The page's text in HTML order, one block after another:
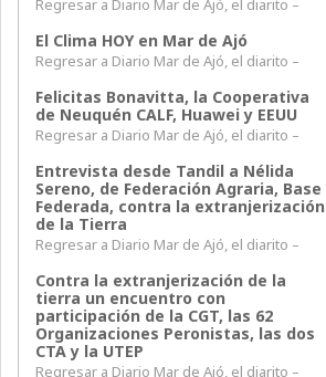
Regresar a Diario Mar de Ajó, el diarito –
El Clima HOY en Mar de Ajó
Regresar a Diario Mar de Ajó, el diarito –
Felicitas Bonavitta, la Cooperativa
de Neuquén CALF, Huawei y EEUU
Regresar a Diario Mar de Ajó, el diarito –
Entrevista desde Tandil a Nélida
Sereno, de Federación Agraria, Base
Federada, contra la extranjerización
de la Tierra
Regresar a Diario Mar de Ajó, el diarito –
Contra la extranjerización de la
tierra un encuentro con
participación de la CGT, las 62
Organizaciones Peronistas, las dos
CTA y la UTEP
Regresar a Diario Mar de Ajó, el diarito –